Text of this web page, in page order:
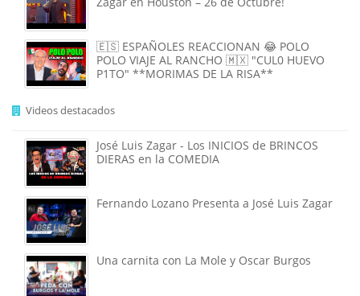
🇪🇸 ESPAÑOLES REACCIONAN 😂 POLO
POLO VIAJE AL RANCHO 🇲🇽 "CUL0 HUEVO
P1TO" **MORIMAS DE LA RISA**
Videos destacados
José Luis Zagar - Los INICIOS de BRINCOS
DIERAS en la COMEDIA
Fernando Lozano Presenta a José Luis Zagar
Una carnita con La Mole y Oscar Burgos